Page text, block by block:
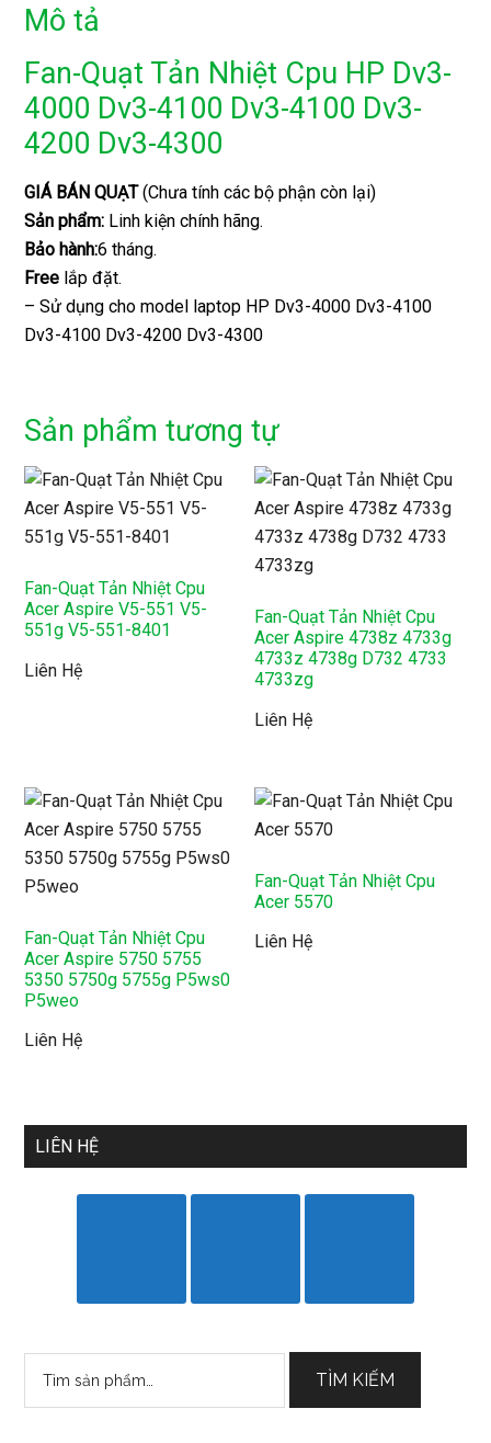
Mô tả
Fan-Quạt Tản Nhiệt Cpu HP Dv3-
4000 Dv3-4100 Dv3-4100 Dv3-
4200 Dv3-4300
GIÁ BÁN QUẠT(Chưa tính các bộ phận còn lại)
Sản phẩm: Linh kiện chính hãng.
Bảo hành:6 tháng.
Free lắp đặt.
– Sử dụng cho model laptop HP Dv3-4000 Dv3-4100
Dv3-4100 Dv3-4200 Dv3-4300
Sản phẩm tương tự
Fan-Quạt Tản Nhiệt Cpu
Acer Aspire V5-551 V5-
551g V5-551-8401
Liên Hệ
Fan-Quạt Tản Nhiệt Cpu
Acer Aspire 4738z 4733g
4733z 4738g D732 4733
4733zg
Liên Hệ
Fan-Quạt Tản Nhiệt Cpu
Acer Aspire 5750 5755
5350 5750g 5755g P5ws0
P5weo
Liên Hệ
Fan-Quạt Tản Nhiệt Cpu
Acer 5570
Liên Hệ
LIÊN HỆ
TÌM KIẾM